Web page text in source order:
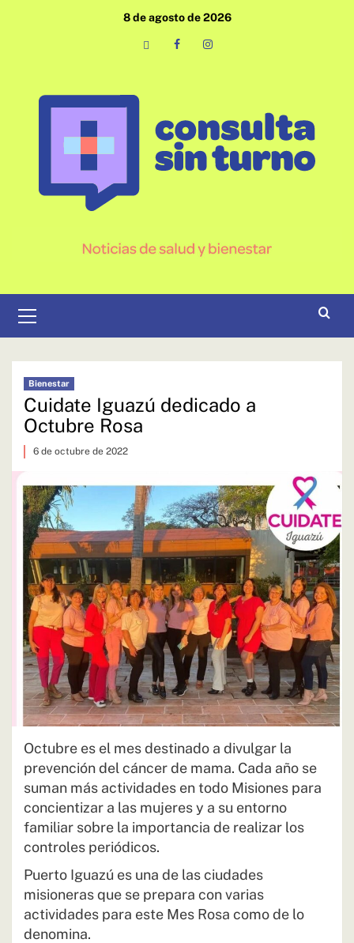
8 de agosto de 2026
primario
Bienestar
Cuidate Iguazú dedicado a
Octubre Rosa
6 de octubre de 2022
Octubre es el mes destinado a divulgar la
prevención del cáncer de mama. Cada año se
suman más actividades en todo Misiones para
concientizar a las mujeres y a su entorno
familiar sobre la importancia de realizar los
controles periódicos.
Puerto Iguazú es una de las ciudades
misioneras que se prepara con varias
actividades para este Mes Rosa como de lo
denomina.